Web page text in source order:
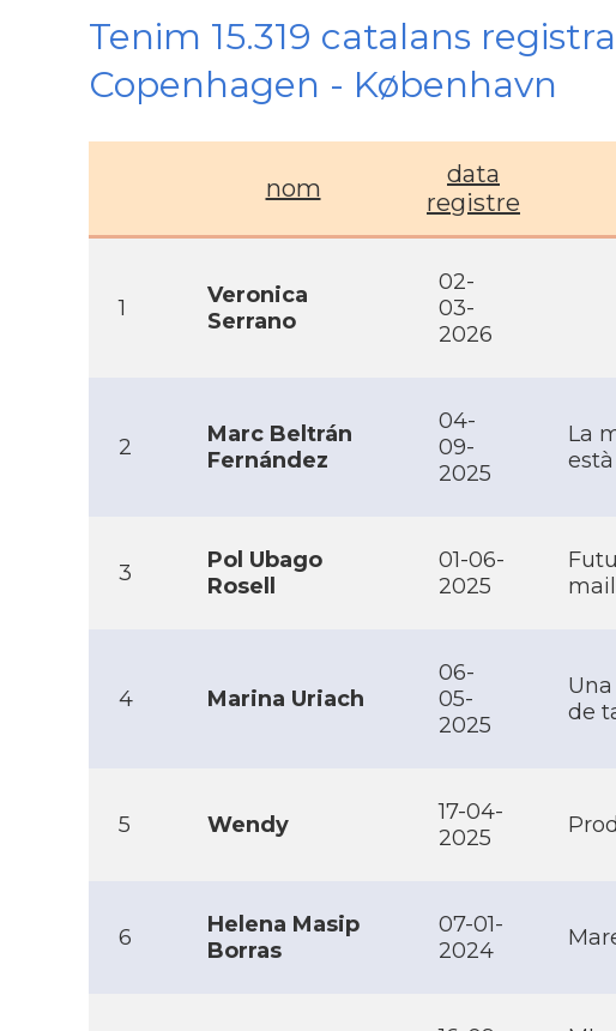
Tenim 15.319 catalans
Copenhagen - København
nom
data
registre
1
Veronica
Serrano
02-
03-
2026
2
Marc Beltrán
Fernández
04-
09-
2025
La
3
Pol Ubago
Rosell
01-06-
2025
4 Marina Uriach
06-
05-
2025
de
5 Wendy
17-04-
2025
6
Helena Masip
Borras
07-01-
2024